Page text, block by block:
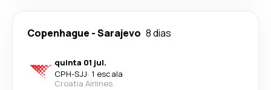
Copenhague -Sarajevo 8 dias
quinta 01 jul.
CPH-SJJ· 1 escala
Croatia Airlines